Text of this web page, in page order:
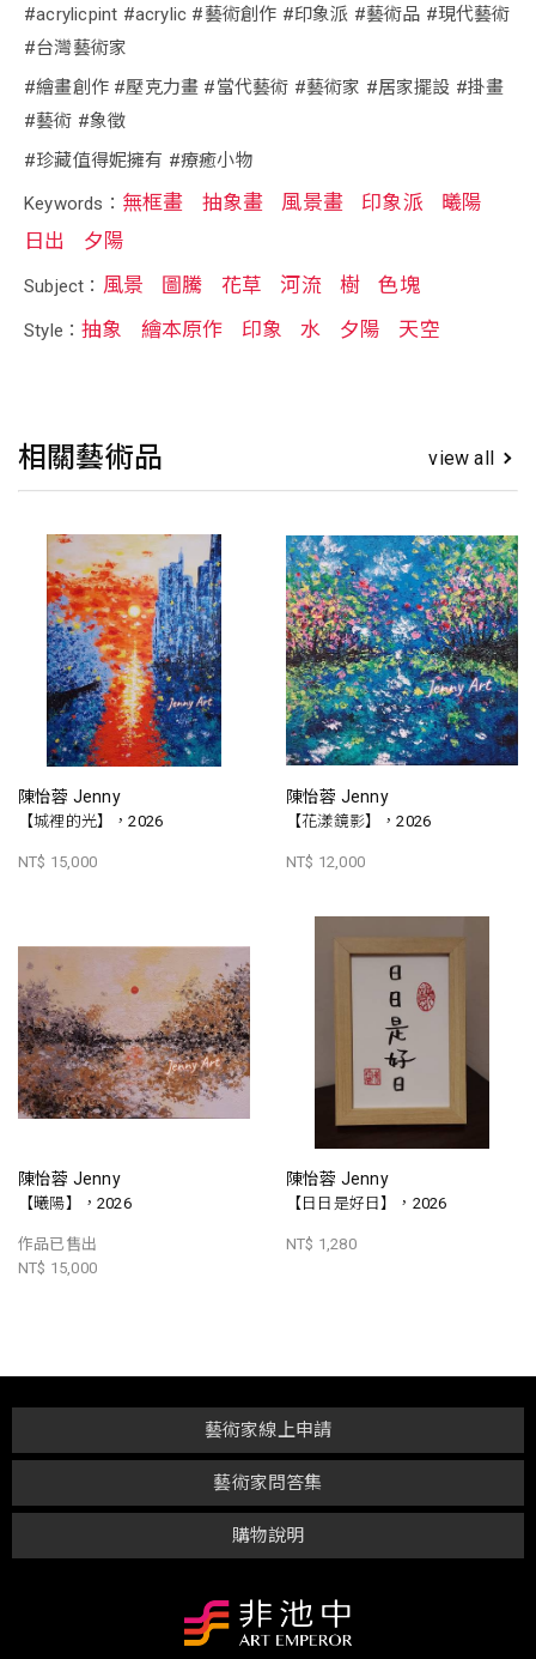
#acrylicpint #acrylic #藝術創作 #印象派 #藝術品 #現代藝術
#台灣藝術家
#繪畫創作 #壓克力畫 #當代藝術 #藝術家 #居家擺設 #掛畫
#藝術 #象徵
#珍藏值得妮擁有 #療癒小物
Keywords： 無框畫 抽象畫 風景畫 印象派
曦陽
日出
夕陽
Subject： 風景 圖騰 花草 河流 樹 色塊
Style：抽象 繪本原作 印象 水 夕陽 天空
相關藝術品 view all
陳怡蓉 Jenny
【城裡的光】，2026
NT$ 15,000
陳怡蓉 Jenny
【花漾鏡影】，2026
NT$ 12,000
陳怡蓉 Jenny
【曦陽】，2026
作品已售出
NT$ 15,000
陳怡蓉 Jenny
【日日是好日】，2026
NT$ 1,280
購物說明
藝術家問答集
藝術家線上申請